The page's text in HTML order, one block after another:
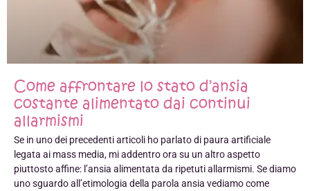
Come affrontare lo stato d’ansia
costante alimentato dai continui
allarmismi
Se in uno dei precedenti articoli ho parlato di paura artificiale
legata ai mass media, mi addentro ora su un altro aspetto
piuttosto affine: l’ansia alimentata da ripetuti allarmismi. Se diamo
uno sguardo all’etimologia della parola ansia vediamo come